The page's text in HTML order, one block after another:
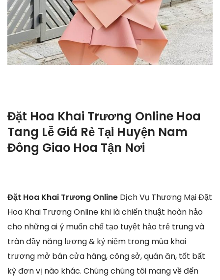
Đặt Hoa Khai Trương Online Hoa
Tang Lễ Giá Rẻ Tại Huyện Nam
Đông Giao Hoa Tận Nơi
Đặt Hoa Khai Trương Online Dịch Vụ Thương Mại Đặt
Hoa Khai Trương Online khi là chiến thuật hoàn hảo
cho những ai ý muốn chế tạo tuyệt hảo trẻ trung và
tràn đầy năng lượng & kỷ niệm trong mùa khai
trương mở bán cửa hàng, công sở, quán ăn, tốt bất
kỳ đơn vị nào khác. Chúng chúng tôi mang về đến